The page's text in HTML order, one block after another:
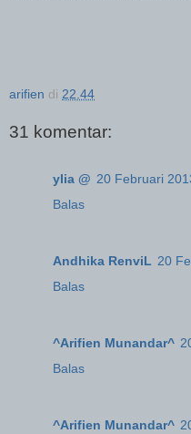
arifien di 22.44
31 komentar:
ylia @ 20 Februari
Balas
Andhika RenviL 20
Balas
^Arifien Munandar^
Balas
^Arifien Munandar^